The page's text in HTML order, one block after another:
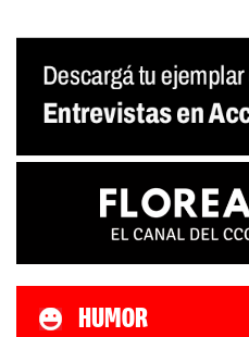
HUMOR